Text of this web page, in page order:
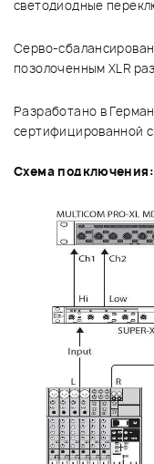
светодиодные
Серво-
позолоченным XLR
Разработано в
сертифицированной
Схема подключения: